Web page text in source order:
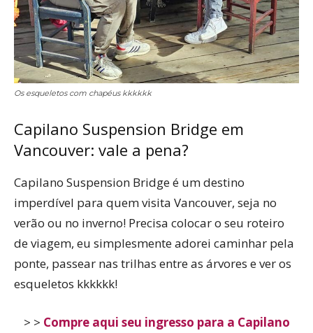
Os esqueletos com chapéus kkkkkk
Capilano Suspension Bridge em
Vancouver: vale a pena?
Capilano Suspension Bridge é um destino
imperdível para quem visita Vancouver, seja no
verão ou no inverno! Precisa colocar o seu roteiro
de viagem, eu simplesmente adorei caminhar pela
ponte, passear nas trilhas entre as árvores e ver os
esqueletos kkkkkk!
> > Compre aqui seu ingresso para a Capilano